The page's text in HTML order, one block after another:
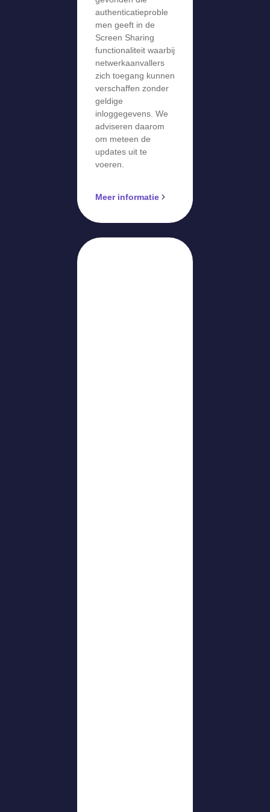
authenticatieproble
men geeft in de
Screen Sharing
functionaliteit waarbij
netwerkaanvallers
zich toegang kunnen
verschaffen zonder
geldige
inloggegevens. We
adviseren daarom
om meteen de
updates uit te
voeren.
Meer informatie